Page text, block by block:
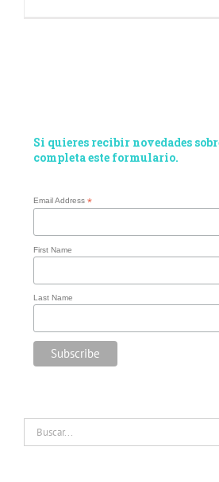
Si quieres recibir novedades
completa este formulario.
Email Address *
First Name
Last Name